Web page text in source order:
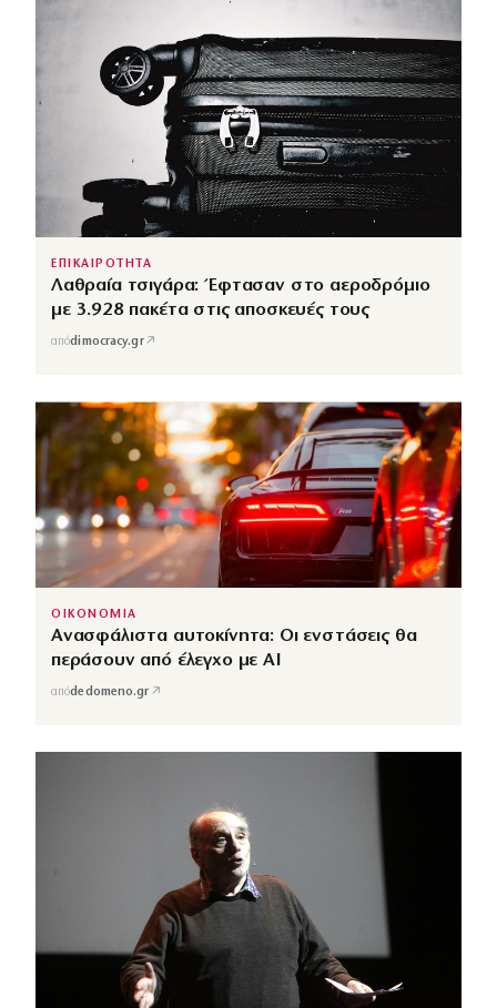
ΕΠΙΚΑΙΡΟΤΗΤΑ
Λαθραία τσιγάρα: Έφτασαν στο αεροδρόμιο
με 3.928 πακέτα στις αποσκευές τους
απόdimocracy.gr↗
ΟΙΚΟΝΟΜΙΑ
Ανασφάλιστα αυτοκίνητα: Οι ενστάσεις θα
περάσουν από έλεγχο με AI
απόdedomeno.gr ↗